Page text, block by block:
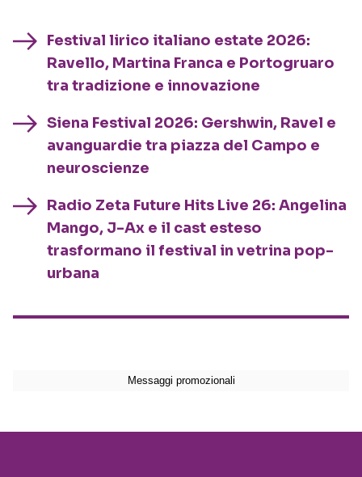
Festival lirico italiano estate 2026:
Ravello, Martina Franca e Portogruaro
tra tradizione e innovazione
Siena Festival 2026: Gershwin, Ravel e
avanguardie tra piazza del Campo e
neuroscienze
Radio Zeta Future Hits Live 26: Angelina
Mango, J-Ax e il cast esteso
trasformano il festival in vetrina pop-
urbana